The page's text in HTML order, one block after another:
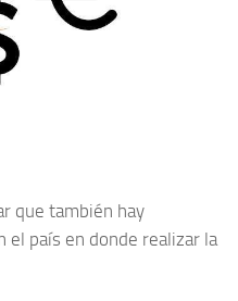
que también hay
el país en donde realizar la